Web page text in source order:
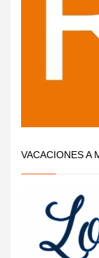
VACACIONES A